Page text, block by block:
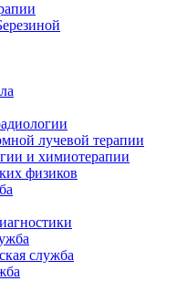
лучевой терапии
и химиотерапии
физиков
служба